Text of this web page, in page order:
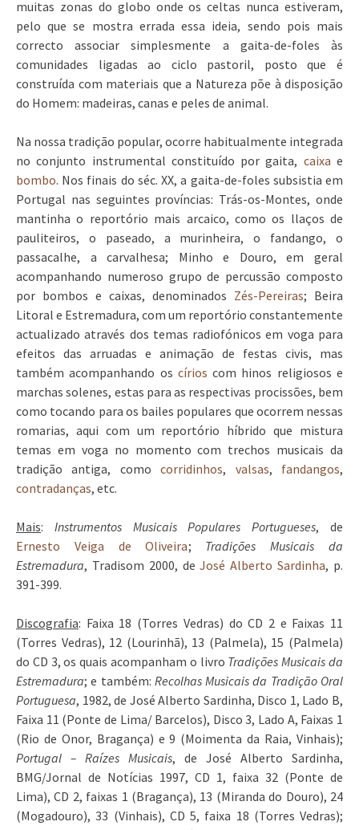
muitas zonas do globo onde os celtas nunca estiveram,
pelo que se mostra errada essa ideia, sendo pois mais
correcto associar simplesmente a gaita-de-foles às
comunidades ligadas ao ciclo pastoril, posto que é
construída com materiais que a Natureza põe à disposição
do Homem: madeiras, canas e peles de animal.
Na nossa tradição popular, ocorre habitualmente integrada
no conjunto instrumental constituído por gaita, caixa e
bombo. Nos finais do séc. XX, a gaita-de-foles subsistia em
Portugal nas seguintes províncias: Trás-os-Montes, onde
mantinha o reportório mais arcaico, como os llaços de
pauliteiros, o paseado, a murinheira, o fandango, o
passacalhe, a carvalhesa; Minho e Douro, em geral
acompanhando numeroso grupo de percussão composto
por bombos e caixas, denominados Zés-Pereiras; Beira
Litoral e Estremadura, com um reportório constantemente
actualizado através dos temas radiofónicos em voga para
efeitos das arruadas e animação de festas civis, mas
também acompanhando os círios com hinos religiosos e
marchas solenes, estas para as respectivas procissões, bem
como tocando para os bailes populares que ocorrem nessas
romarias, aqui com um reportório híbrido que mistura
temas em voga no momento com trechos musicais da
tradição antiga, comocorridinhos, valsas, fandangos,
contradanças, etc.
Mais: Instrumentos Musicais Populares Portugueses, de
Ernesto Veiga de Oliveira; Tradições Musicais da
Estremadura, Tradisom 2000, deJosé Alberto Sardinha, p.
391-399.
Discografia: Faixa 18 (Torres Vedras) do CD 2 e Faixas 11
(Torres Vedras), 12 (Lourinhã), 13 (Palmela), 15 (Palmela)
do CD 3, os quais acompanham o livro Tradições Musicais da
Estremadura; e também: Recolhas Musicais da Tradição Oral
Portuguesa, 1982, de José Alberto Sardinha, Disco 1, Lado B,
Faixa 11 (Ponte de Lima/ Barcelos), Disco 3, Lado A, Faixas 1
(Rio de Onor, Bragança) e 9 (Moimenta da Raia, Vinhais);
Portugal – Raízes Musicais, de José Alberto Sardinha,
BMG/Jornal de Notícias 1997, CD 1, faixa 32 (Ponte de
Lima), CD 2, faixas 1 (Bragança), 13 (Miranda do Douro), 24
(Mogadouro), 33 (Vinhais), CD 5, faixa 18 (Torres Vedras);